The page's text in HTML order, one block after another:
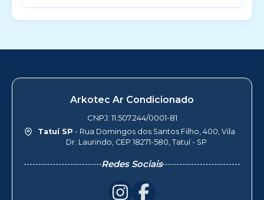
Arkotec Ar Condicionado
CNPJ: 11.507.244/0001-81
Tatuí SP - Rua Domingos dos Santos Filho, 400, Vila
Dr. Laurindo, CEP 18271-580, Tatuí - SP
Redes Sociais